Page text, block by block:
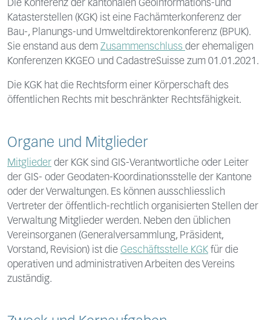
Die Konferenz der kantonalen Geoinformations-und
Katasterstellen (KGK) ist eine Fachämterkonferenz der
Bau-, Planungs-und Umweltdirektorenkonferenz (BPUK).
Sie enstand aus dem Zusammenschluss der ehemaligen
Konferenzen KKGEO und CadastreSuisse zum 01.01.2021.
Die KGK hat die Rechtsform einer Körperschaft des
öffentlichen Rechts mit beschränkter Rechtsfähigkeit.
Organe und Mitglieder
Mitglieder der KGK sind GIS-Verantwortliche oder Leiter
der GIS- oder Geodaten-Koordinationsstelle der Kantone
oder der Verwaltungen. Es können ausschliesslich
Vertreter der öffentlich-rechtlich organisierten Stellen der
Verwaltung Mitglieder werden. Neben den üblichen
Vereinsorganen (Generalversammlung, Präsident,
Vorstand, Revision) ist die Geschäftsstelle KGK für die
operativen und administrativen Arbeiten des Vereins
zuständig.